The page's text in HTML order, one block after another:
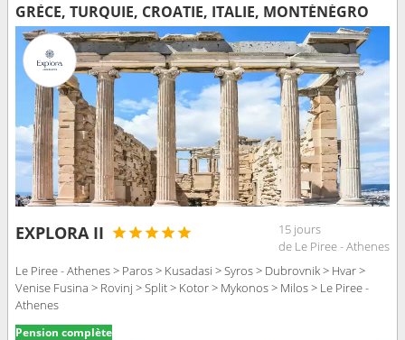
GRÈCE, TURQUIE, CROATIE, ITALIE, MONTÉNÉGRO
EXPLORA II
15 jours
de Le Piree - Athenes
Le Piree - Athenes > Paros > Kusadasi > Syros > Dubrovnik > Hvar >
Venise Fusina > Rovinj > Split > Kotor > Mykonos > Milos > Le Piree -
Athenes
Pension complète